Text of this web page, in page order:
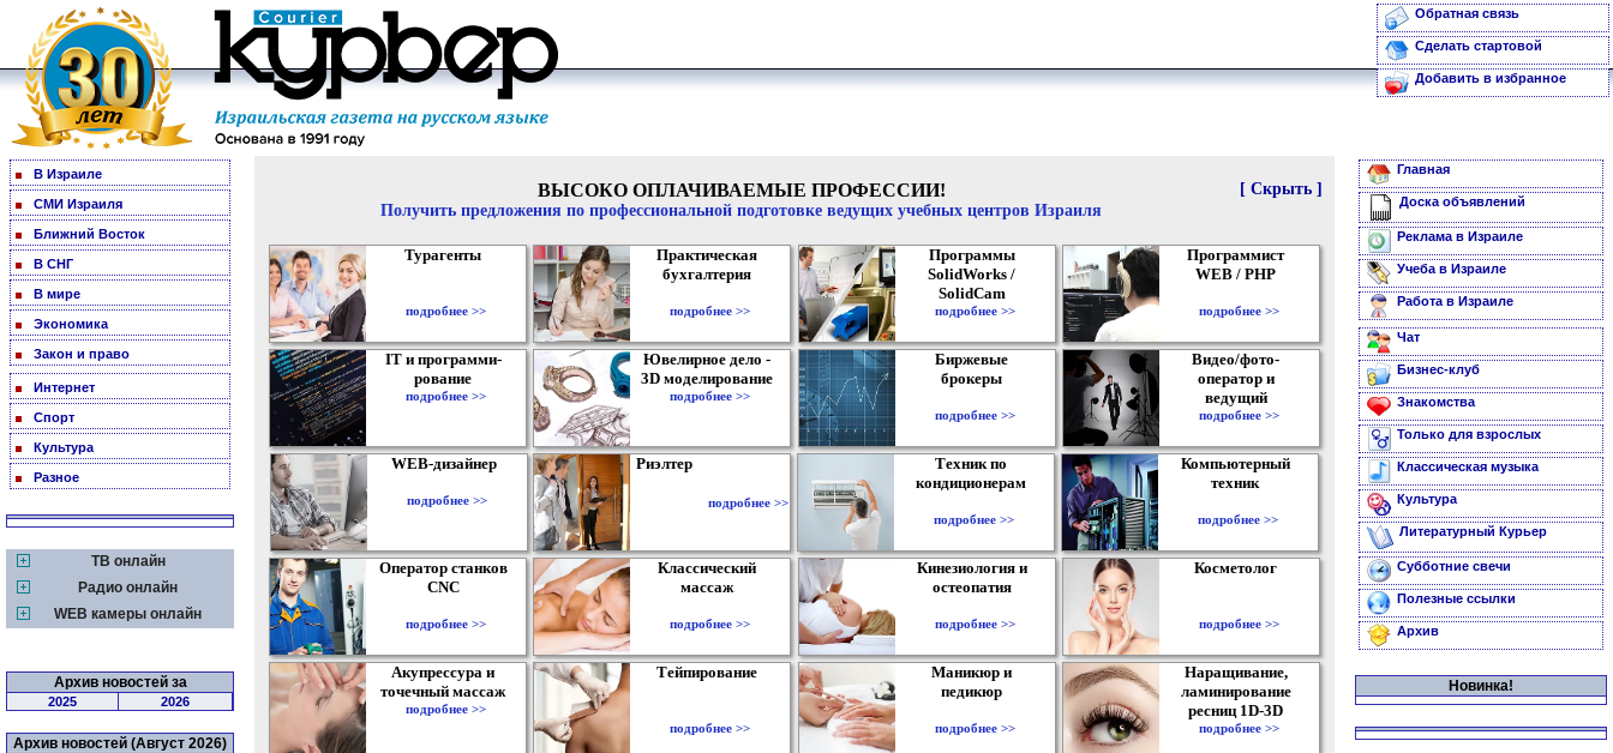
Обратная связь
Сделать стартовой
Добавить в избранное
В Израиле
СМИ Израиля
Ближний Восток
В СНГ
В мире
Экономика
Закон и право
Интернет
Спорт
Культура
Разное
ТВ онлайн
Радио онлайн
WEB камеры онлайн
Архив новостей за
2025 2026
Архив новостей (Август 2026)
[ Скрыть ]
ВЫСОКО ОПЛАЧИВАЕМЫЕ ПРОФЕССИИ!
Получить предложения по профессиональной подготовке ведущих учебных центров Израиля
Турагенты
подробнее >>
Практическая
бухгалтерия
подробнее >>
Программы
SolidWorks /
SolidCam
подробнее >>
Программист
WEB / PHP
подробнее >>
IT и программи-
рование
подробнее >>
Ювелирное дело -
3D моделирование
подробнее >>
Биржевые
брокеры
подробнее >>
Видео/фото-
оператор и
ведущий
подробнее >>
WEB-дизайнер
подробнее >>
Риэлтер
подробнее >>
Техник по
кондиционерам
подробнее >>
Компьютерный
техник
подробнее >>
Оператор станков
CNC
подробнее >>
Классический
массаж
подробнее >>
Кинезиология и
остеопатия
подробнее >>
Косметолог
подробнее >>
Акупрессура и
точечный массаж
подробнее >>
Тейпирование
подробнее >>
Маникюр и
педикюр
подробнее >>
Наращивание,
ламинирование
ресниц 1D-3D
подробнее >>
Главная
Доска объявлений
Реклама в Израиле
Учеба в Израиле
Работа в Израиле
Чат
Бизнес-клуб
Знакомства
Только для взрослых
Классическая музыка
Культура
Литературный Курьер
Субботние свечи
Полезные ссылки
Архив
Новинка!